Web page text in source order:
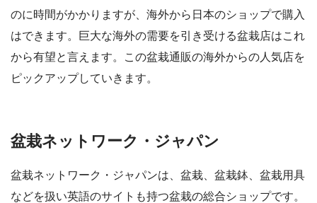
のに時間がかかりますが、海外から日本のショップで購入
はできます。巨大な海外の需要を引き受ける盆栽店はこれ
から有望と言えます。この盆栽通販の海外からの人気店を
ピックアップしていきます。
盆栽ネットワーク・ジャパン
盆栽ネットワーク・ジャパンは、盆栽、盆栽鉢、盆栽用具
などを扱い英語のサイトも持つ盆栽の総合ショップです。